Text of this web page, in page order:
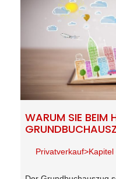
WARUM SIE BEIM